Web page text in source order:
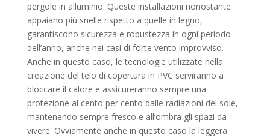
pergole in alluminio. Queste installazioni nonostante
appaiano più snelle rispetto a quelle in legno,
garantiscono sicurezza e robustezza in ogni periodo
dell’anno, anche nei casi di forte vento improvviso.
Anche in questo caso, le tecnologie utilizzate nella
creazione del telo di copertura in PVC serviranno a
bloccare il calore e assicureranno sempre una
protezione al cento per cento dalle radiazioni del sole,
mantenendo sempre fresco e all’ombra gli spazi da
vivere. Ovviamente anche in questo caso la leggera